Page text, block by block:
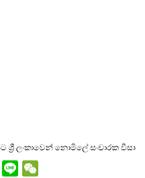
ශ්‍රී ලංකාවෙන් නොමිලේ සංචාරක වීසා
LinkedIn
Line